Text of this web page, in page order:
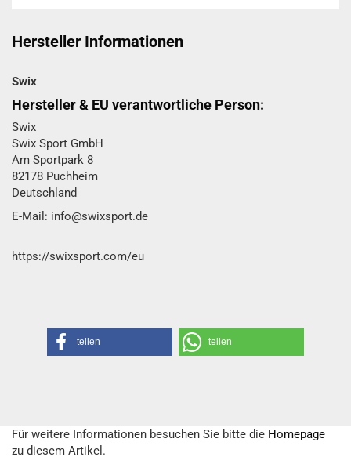
Hersteller Informationen
Swix
Hersteller & EU verantwortliche Person:
Swix
Swix Sport GmbH​
Am Sportpark 8
82178 Puchheim
Deutschland
E-Mail: info@swixsport.de
https://swixsport.com/eu
teilen teilen
Für weitere Informationen besuchen Sie bitte die Homepage
zu diesem Artikel.